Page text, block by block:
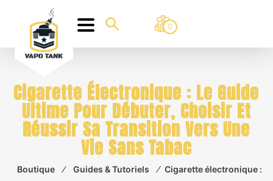
0
Cigarette Électronique : Le Guide
Ultime Pour Débuter, Choisir Et
Réussir Sa Transition Vers Une
Vie Sans Tabac
Boutique ⁄ Guides & Tutoriels ⁄ Cigarette électronique :